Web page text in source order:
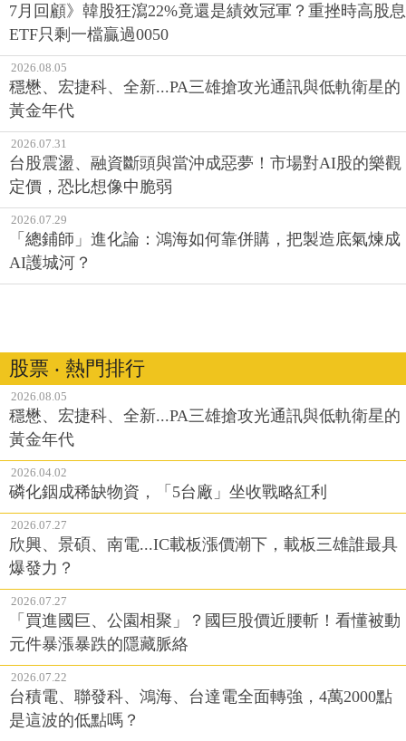
7月回顧》韓股狂瀉22%竟還是績效冠軍？重挫時高股息
ETF只剩一檔贏過0050
2026.08.05
穩懋、宏捷科、全新...PA三雄搶攻光通訊與低軌衛星的
黃金年代
2026.07.31
台股震盪、融資斷頭與當沖成惡夢！市場對AI股的樂觀
定價，恐比想像中脆弱
2026.07.29
「總鋪師」進化論：鴻海如何靠併購，把製造底氣煉成
AI護城河？
股票 ‧ 熱門排行
2026.08.05
穩懋、宏捷科、全新...PA三雄搶攻光通訊與低軌衛星的
黃金年代
2026.04.02
磷化銦成稀缺物資，「5台廠」坐收戰略紅利
2026.07.27
欣興、景碩、南電...IC載板漲價潮下，載板三雄誰最具
爆發力？
2026.07.27
「買進國巨、公園相聚」？國巨股價近腰斬！看懂被動
元件暴漲暴跌的隱藏脈絡
2026.07.22
台積電、聯發科、鴻海、台達電全面轉強，4萬2000點
是這波的低點嗎？